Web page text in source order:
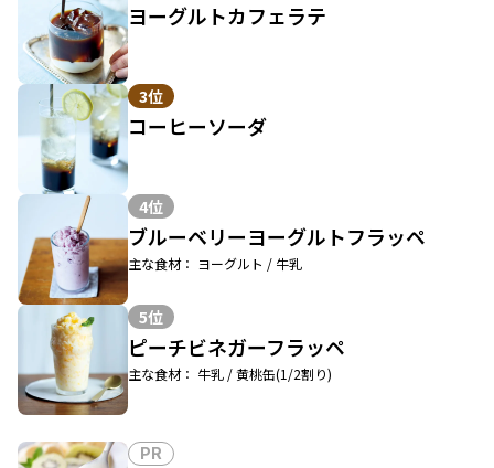
ヨーグルトカフェラテ
3位
コーヒーソーダ
4位
ブルーベリーヨーグルトフラッペ
主な食材： ヨーグルト / 牛乳
5位
ピーチビネガーフラッペ
主な食材： 牛乳 / 黄桃缶(1/2割り)
PR